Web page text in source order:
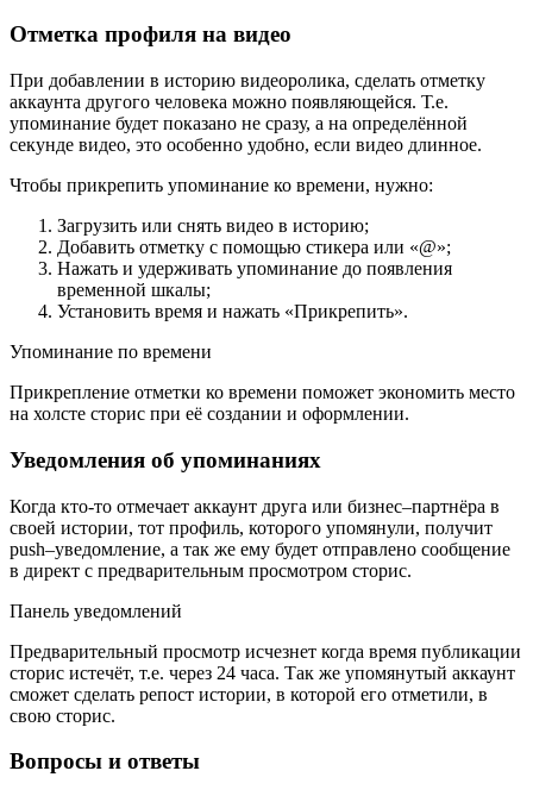
Отметка профиля на видео
При добавлении в историю видеоролика, сделать отметку
аккаунта другого человека можно появляющейся. Т.е.
упоминание будет показано не сразу, а на определённой
секунде видео, это особенно удобно, если видео длинное.
Чтобы прикрепить упоминание ко времени, нужно:
Загрузить или снять видео в историю;
Добавить отметку с помощью стикера или «@»;
Нажать и удерживать упоминание до появления
временной шкалы;
Установить время и нажать «Прикрепить».
Упоминание по времени
Прикрепление отметки ко времени поможет экономить место
на холсте сторис при её создании и оформлении.
Уведомления об упоминаниях
Когда кто-то отмечает аккаунт друга или бизнес–партнёра в
своей истории, тот профиль, которого упомянули, получит
push–уведомление, а так же ему будет отправлено сообщение
в директ с предварительным просмотром сторис.
Панель уведомлений
Предварительный просмотр исчезнет когда время публикации
сторис истечёт, т.е. через 24 часа. Так же упомянутый аккаунт
сможет сделать репост истории, в которой его отметили, в
свою сторис.
Вопросы и ответы